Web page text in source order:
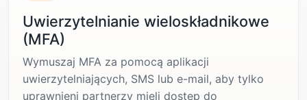
Uwierzytelnianie wieloskładnikowe
(MFA)
Wymuszaj MFA za pomocą aplikacji
uwierzytelniających, SMS lub e-mail, aby tylko
uprawnieni partnerzy mieli dostęp do